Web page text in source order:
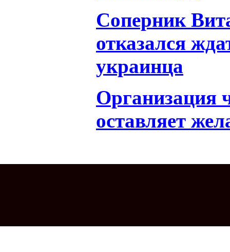
Соперник
отказался
украинца
Организация
оставляет